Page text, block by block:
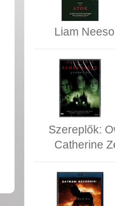
Liam
Szereplők:
Catherine